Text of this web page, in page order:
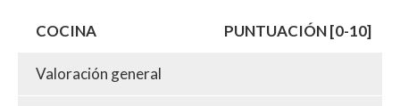
COCINA PUNTUACIÓN [0-10]
Valoración general